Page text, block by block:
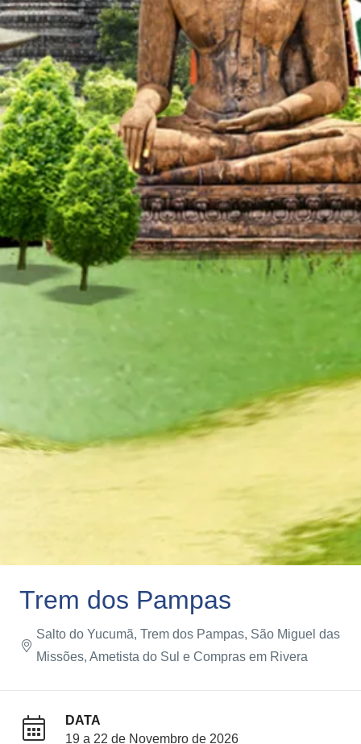
Trem dos Pampas
Salto do Yucumã, Trem dos Pampas, São Miguel das
Missões, Ametista do Sul e Compras em Rivera
DATA
19 a 22 de Novembro de 2026